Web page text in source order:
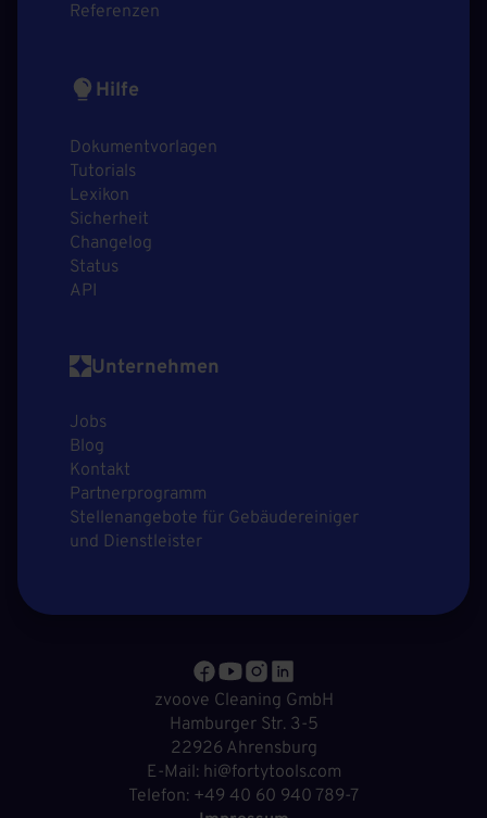
Referenzen
Hilfe
Dokumentvorlagen
Tutorials
Lexikon
Sicherheit
Changelog
Status
API
Unternehmen
Jobs
Blog
Kontakt
Partnerprogramm
Stellenangebote für Gebäudereiniger
und Dienstleister
zvoove Cleaning GmbH
Hamburger Str. 3-5
22926 Ahrensburg
E-Mail: hi@fortytools.com
Telefon: +49 40 60 940 789-7